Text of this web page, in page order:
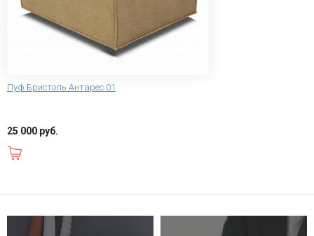
Пуф Бристоль Антарес 01
25 000 руб.